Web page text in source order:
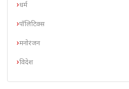
धर्म
पॉलिटिक्स
मनोरंजन
विदेश